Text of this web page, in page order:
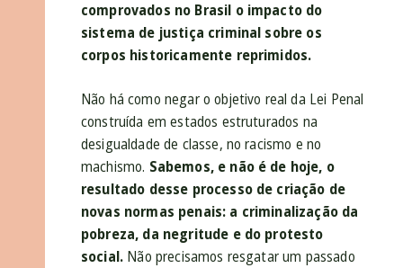
comprovados no Brasil o impacto do
sistema de justiça criminal sobre os
corpos historicamente reprimidos.
Não há como negar o objetivo real da Lei Penal
construída em estados estruturados na
desigualdade de classe, no racismo e no
machismo. Sabemos, e não é de hoje, o
resultado desse processo de criação de
novas normas penais: a criminalização da
pobreza, da negritude e do protesto
social. Não precisamos resgatar um passado